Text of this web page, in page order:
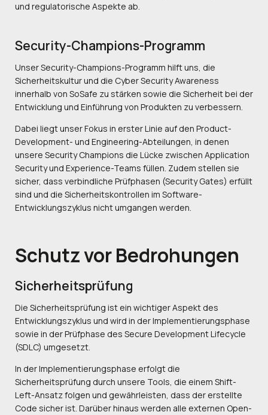
und regulatorische Aspekte ab.
Security-Champions-Programm
Unser Security-Champions-Programm hilft uns, die
Sicherheitskultur und die Cyber Security Awareness
innerhalb von SoSafe zu stärken sowie die Sicherheit bei der
Entwicklung und Einführung von Produkten zu verbessern.
Dabei liegt unser Fokus in erster Linie auf den Product-
Development- und Engineering-Abteilungen, in denen
unsere Security Champions die Lücke zwischen Application
Security und Experience-Teams füllen. Zudem stellen sie
sicher, dass verbindliche Prüfphasen (Security Gates) erfüllt
sind und die Sicherheitskontrollen im Software-
Entwicklungszyklus nicht umgangen werden.
Schutz vorBedrohungen
Sicherheitsprüfung
Die Sicherheitsprüfung ist ein wichtiger Aspekt des
Entwicklungszyklus und wird in der Implementierungsphase
sowie in der Prüfphase des Secure Development Lifecycle
(SDLC) umgesetzt.
In der Implementierungsphase erfolgt die
Sicherheitsprüfung durch unsere Tools, die einem Shift-
Left-Ansatz folgen und gewährleisten, dass der erstellte
Code sicher ist. Darüber hinaus werden alle externen Open-